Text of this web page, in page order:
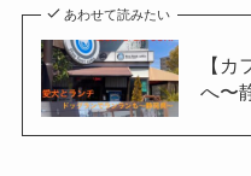
あわせて読みたい
【
へ〜